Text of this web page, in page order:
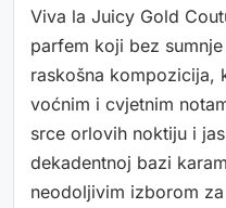
Viva la Juicy Gold
parfem koji bez
raskošna kompozicija,
voćnim i cvjetnim
srce orlovih noktiju i
dekadentnoj bazi
neodoljivim izborom